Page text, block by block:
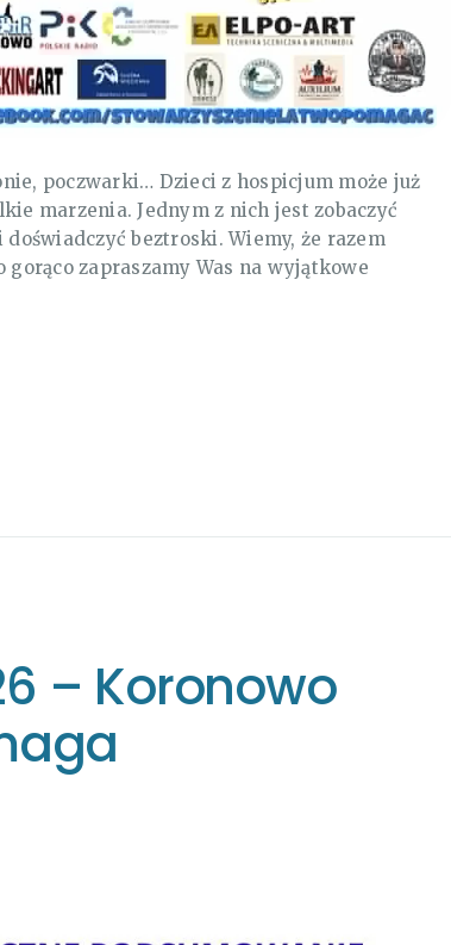
poczwarki… Dzieci z hospicjum może już
marzenia. Jednym z nich jest zobaczyć
doświadczyć beztroski. Wiemy, że razem
zapraszamy Was na wyjątkowe
– Koronowo